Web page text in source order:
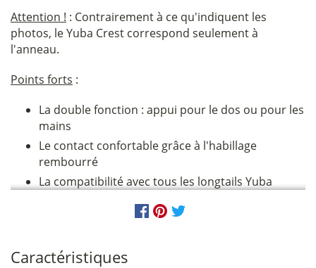
Attention ! : Contrairement à ce qu'indiquent les
photos, le Yuba Crest correspond seulement à
l'anneau.
Points forts :
La double fonction : appui pour le dos ou pour les
mains
Le contact confortable grâce à l'habillage
rembourré
La compatibilité avec tous les longtails Yuba
Caractéristiques